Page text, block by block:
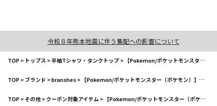
令和８年熊本地震に伴う集配への影響について
TOP> トップス >半袖Tシャツ・タンクトップ> 【Pokemon/ポケットモンスター（ポケモン）】フレンチスリーブトップス
TOP>ブランド >branshes> 【Pokemon/ポケットモンスター（ポケモン）】フレンチスリーブトップス
TOP>その他>クーポン対象アイテム > 【Pokemon/ポケットモンスター（ポケモン）】フレンチスリーブトップス